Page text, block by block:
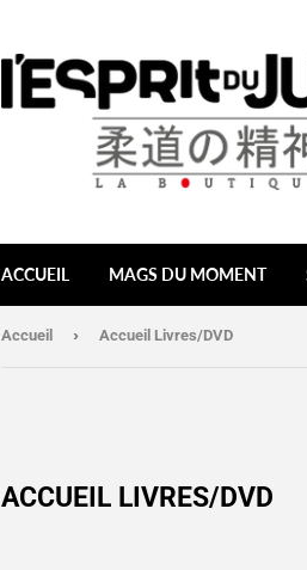
ACCUEIL MAGS DU MOMENT
Accueil › Accueil Livres/DVD
ACCUEIL LIVRES/DVD